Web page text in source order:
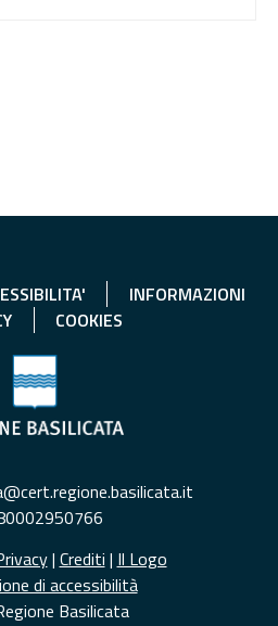
INFORMAZIONI
COOKIES
| Crediti | Il Logo
di accessibilità
Basilicata